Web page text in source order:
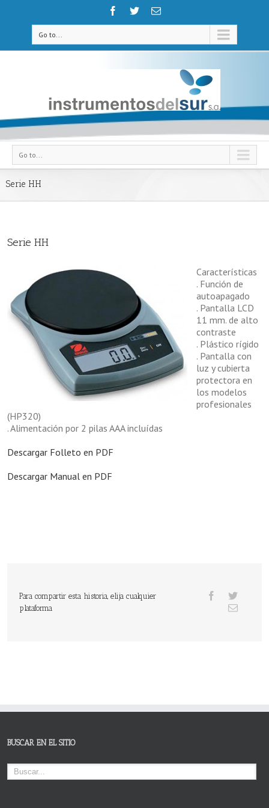
Go to...
Go to...
Serie HH
Serie HH
Características
. Función de
autoapagado
. Pantalla LCD
11 mm. de alto
contraste
. Plástico rígido
. Pantalla con
luz y cubierta
protectora en
los modelos
profesionales
(HP320)
. Alimentación por 2 pilas AAA incluídas
Descargar Folleto en PDF
Descargar Manual en PDF
Para compartir esta historia, elija cualquier
plataforma
BUSCAR EN EL SITIO